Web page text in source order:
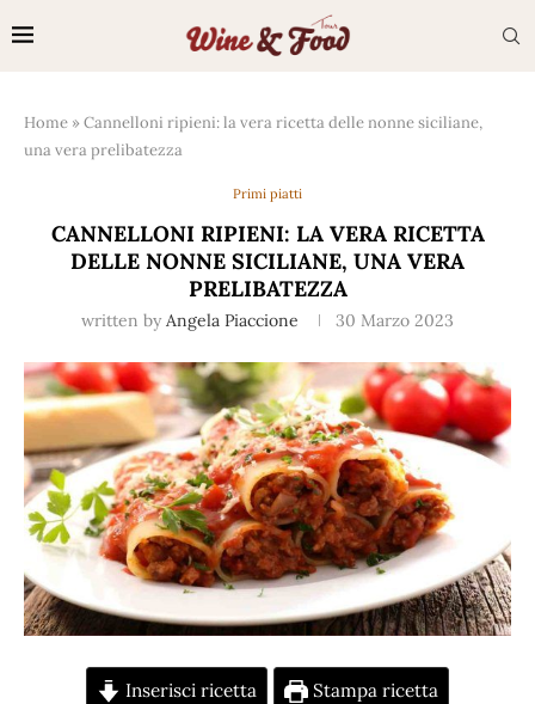
Home »Cannelloni ripieni: la vera ricetta delle nonne siciliane,
una vera prelibatezza
Primi piatti
CANNELLONI RIPIENI: LA VERA RICETTA
DELLE NONNE SICILIANE, UNA VERA
PRELIBATEZZA
written by Angela Piaccione 30 Marzo 2023
Inserisci ricetta Stampa ricetta